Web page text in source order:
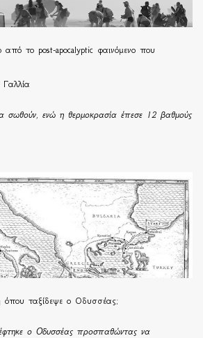
από το post-apocalyptic φαινόμενο που
σωθούν, ενώ η θερμοκρασία έπεσε 12 βαθμούς
όπου ταξίδεψε ο Οδυσσέας;
ο Οδυσσέας προσπαθώντας να